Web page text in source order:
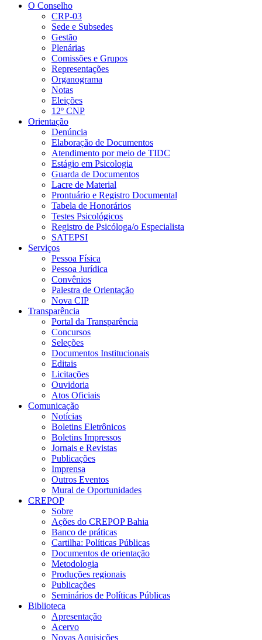
O Conselho
CRP-03
Sede e Subsedes
Gestão
Plenárias
Comissões e Grupos
Representações
Organograma
Notas
Eleições
12º CNP
Orientação
Denúncia
Elaboração de Documentos
Atendimento por meio de TIDC
Estágio em Psicologia
Guarda de Documentos
Lacre de Material
Prontuário e Registro Documental
Tabela de Honorários
Testes Psicológicos
Registro de Psicóloga/o Especialista
SATEPSI
Serviços
Pessoa Física
Pessoa Jurídica
Convênios
Palestra de Orientação
Nova CIP
Transparência
Portal da Transparência
Concursos
Seleções
Documentos Institucionais
Editais
Licitações
Ouvidoria
Atos Oficiais
Comunicação
Notícias
Boletins Eletrônicos
Boletins Impressos
Jornais e Revistas
Publicações
Imprensa
Outros Eventos
Mural de Oportunidades
CREPOP
Sobre
Ações do CREPOP Bahia
Banco de práticas
Cartilha: Políticas Públicas
Documentos de orientação
Metodologia
Produções regionais
Publicações
Seminários de Políticas Públicas
Biblioteca
Apresentação
Acervo
Novas Aquisições